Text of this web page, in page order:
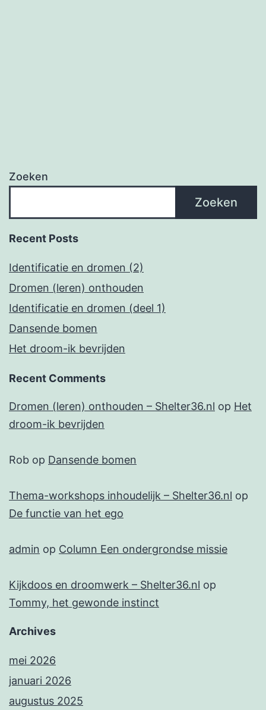
Zoeken
Zoeken
Recent Posts
Identificatie en dromen (2)
Dromen (leren) onthouden
Identificatie en dromen (deel 1)
Dansende bomen
Het droom-ik bevrijden
Recent Comments
Dromen (leren) onthouden – Shelter36.nl op Het
droom-ik bevrijden
Rob op Dansende bomen
Thema-workshops inhoudelijk – Shelter36.nl op
De functie van het ego
admin op Column Een ondergrondse missie
Kijkdoos en droomwerk – Shelter36.nl op
Tommy, het gewonde instinct
Archives
mei 2026
januari 2026
augustus 2025